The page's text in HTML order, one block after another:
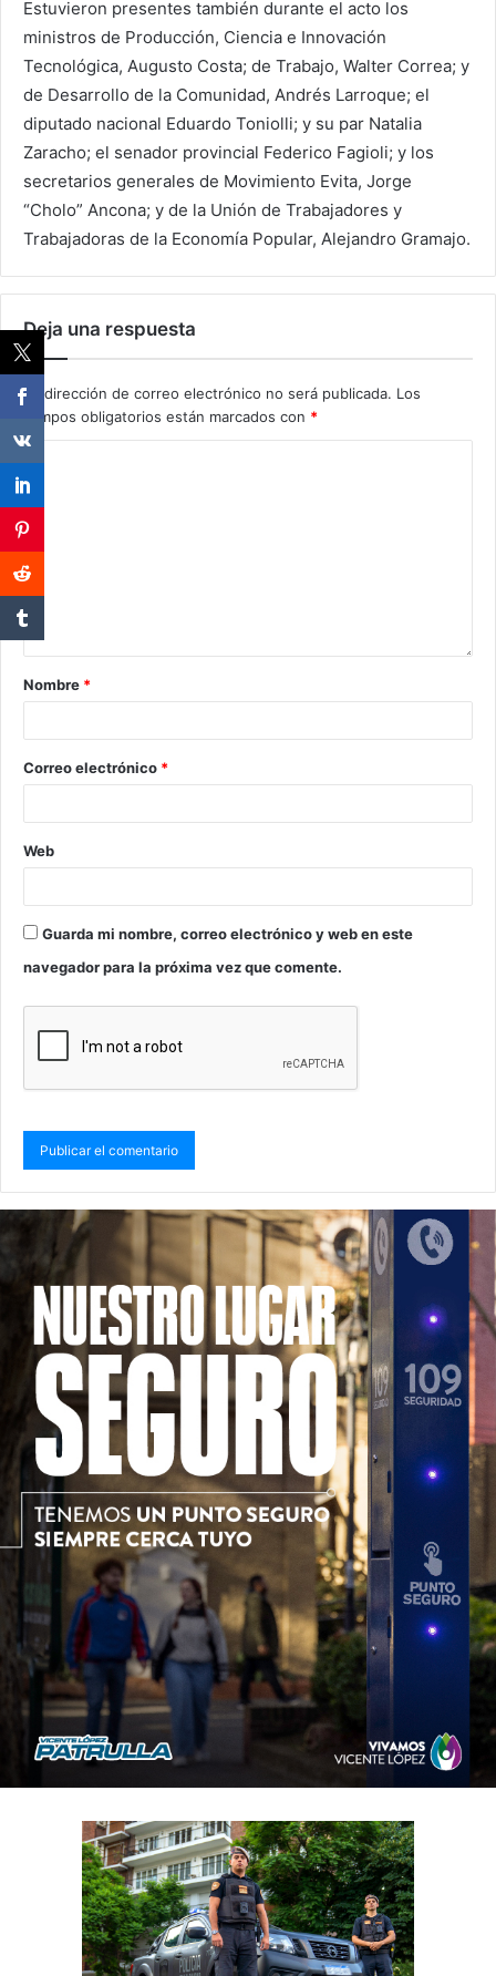
Estuvieron presentes también durante el acto los
ministros de Producción, Ciencia e Innovación
Tecnológica, Augusto Costa; de Trabajo, Walter Correa; y
de Desarrollo de la Comunidad, Andrés Larroque; el
diputado nacional Eduardo Toniolli; y su par Natalia
Zaracho; el senador provincial Federico Fagioli; y los
secretarios generales de Movimiento Evita, Jorge
“Cholo” Ancona; y de la Unión de Trabajadores y
Trabajadoras de la Economía Popular, Alejandro Gramajo.
Deja una respuesta
Tu dirección de correo electrónico no será publicada. Los
campos obligatorios están marcados con *
Nombre *
Correo electrónico *
Web
Guarda mi nombre, correo electrónico y web en este
navegador para la próxima vez que comente.